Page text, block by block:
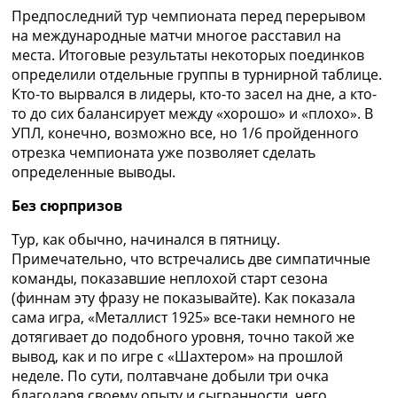
Все таблицы >>>
Рейтинги
Рейтинг стран УЕФА
Рейтинг клубов УЕФА
Рейтинг ФИФА
ТВ программа
RU
UA
Categories
Главная
Новости футбола
Видео
Трансферы
Новости футбола Украины
Последние комментарии
Конкурс прогнозов
Логин
Рейтинги
Предпоследний тур чемпионата перед перерывом
на международные матчи многое расставил на
места. Итоговые результаты некоторых поединков
определили отдельные группы в турнирной таблице.
Кто-то вырвался в лидеры, кто-то засел на дне, а кто-
то до сих балансирует между «хорошо» и «плохо». В
УПЛ, конечно, возможно все, но 1/6 пройденного
отрезка чемпионата уже позволяет сделать
определенные выводы.
Без сюрпризов
Тур, как обычно, начинался в пятницу.
Примечательно, что встречались две симпатичные
команды, показавшие неплохой старт сезона
(финнам эту фразу не показывайте). Как показала
сама игра, «Металлист 1925» все-таки немного не
дотягивает до подобного уровня, точно такой же
вывод, как и по игре с «Шахтером» на прошлой
неделе. По сути, полтавчане добыли три очка